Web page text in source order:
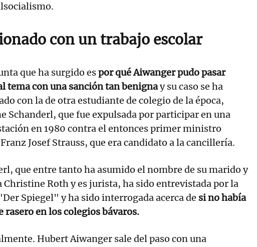
con un trabajo escolar
que ha surgido espor qué Aiwanger pudo pasar
tema con una sanción tan benignay su caso se ha
con la de otra estudiante de colegio de la época,
Schanderl, que fue expulsada por participar en una
en 1980 contra el entonces primer ministro
Josef Strauss, que era candidato a la cancillería.
que entre tanto ha asumido el nombre de su marido y
Christine Roth y es jurista, ha sido entrevistada por la
Spiegel" y ha sido interrogada acerca de si no había
rasero en los colegios bávaros.
Hubert Aiwanger sale del paso con una